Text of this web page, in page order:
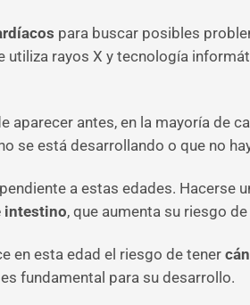
para buscar posibles
utiliza rayos X y tecnología
aparecer antes, en la mayoría de
se está desarrollando o que no
a estas edades. Hacerse
intestino, que aumenta su riesgo
en esta edad el riesgo de tener
fundamental para su desarrollo.